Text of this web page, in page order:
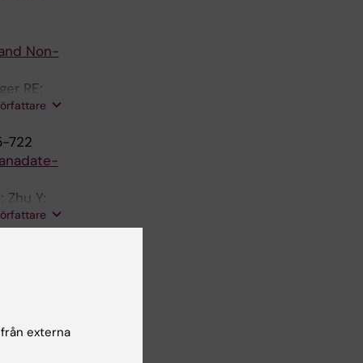
Non-
RE;
722
Zhu Y;
folic
externa